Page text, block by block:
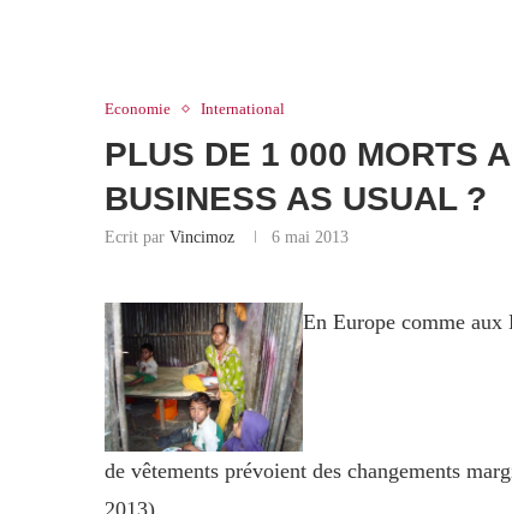
Economie International
PLUS DE 1 000 MORTS
BUSINESS AS USUAL ?
Ecrit par Vincimoz 6 mai 2013
En Europe comme aux
de vêtements prévoient des changements
2013).